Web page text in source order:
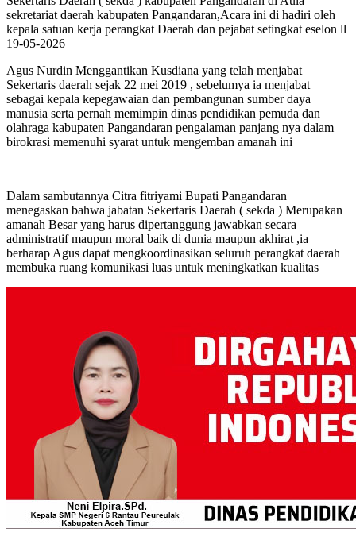
sekretariat daerah kabupaten Pangandaran,Acara ini di hadiri oleh
kepala satuan kerja perangkat Daerah dan pejabat setingkat eselon ll
19-05-2026
Agus Nurdin Menggantikan Kusdiana yang telah menjabat
Sekertaris daerah sejak 22 mei 2019 , sebelumya ia menjabat
sebagai kepala kepegawaian dan pembangunan sumber daya
manusia serta pernah memimpin dinas pendidikan pemuda dan
olahraga kabupaten Pangandaran pengalaman panjang nya dalam
birokrasi memenuhi syarat untuk mengemban amanah ini
Dalam sambutannya Citra fitriyami Bupati Pangandaran
menegaskan bahwa jabatan Sekertaris Daerah ( sekda ) Merupakan
amanah Besar yang harus dipertanggung jawabkan secara
administratif maupun moral baik di dunia maupun akhirat ,ia
berharap Agus dapat mengkoordinasikan seluruh perangkat daerah
membuka ruang komunikasi luas untuk meningkatkan kualitas